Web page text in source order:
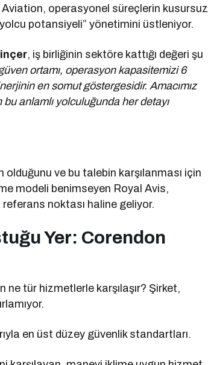
Aviation, operasyonel süreçlerin kusursuz
yolcu potansiyeli” yönetimini üstleniyor.
, iş birliğinin sektöre kattığı değeri şu
ortamı, operasyon kapasitemizi 6
en somut göstergesidir. Amacımız
anlamlı yolculuğunda her detayı
ve bu talebin karşılanması için
modeli benimseyen Royal Avis,
referans noktası haline geliyor.
Yer: Corendon
tür hizmetlerle karşılaşır? Şirket,
en üst düzey güvenlik standartları.